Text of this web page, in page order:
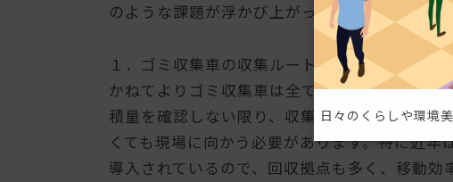
日々のくらしや環境
のような課題が浮かび上がってきました。
１．ゴミ収集車の収集ルートが非効率
かねてよりゴミ収集車は全てのゴミ集積所を
積量を確認しない限り、収集の要否が判断で
くても現場に向かう必要があります。特に近
導入されているので、回収拠点も多く、移動